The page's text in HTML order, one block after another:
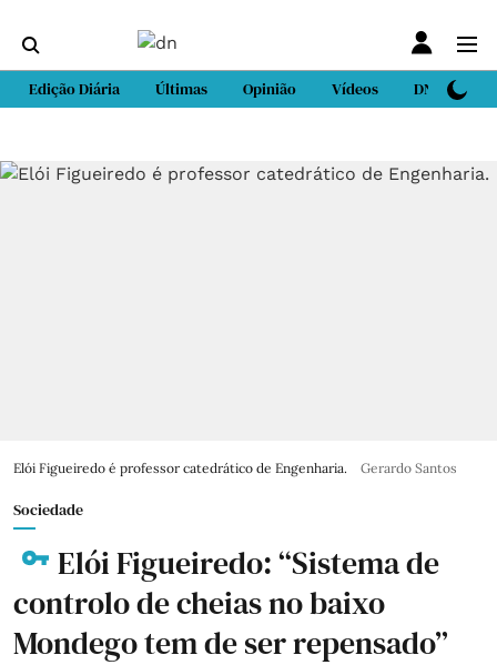
Edição Diária Últimas Opinião Vídeos DN Sport
Elói Figueiredo é professor catedrático de Engenharia. Gerardo Santos
Sociedade
Elói Figueiredo: “Sistema de
controlo de cheias no baixo
Mondego tem de ser repensado”